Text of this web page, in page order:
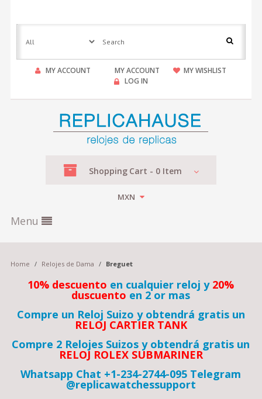
MY ACCOUNT MY ACCOUNT
MY WISHLIST
LOG IN
Shopping Cart - 0Item
MXN
Menu
Home / Relojes de Dama / Breguet
10% descuento en cualquier reloj y 20%
duscuento en 2 or mas
Compre un Reloj Suizo y obtendrá gratis un
RELOJ CARTIER TANK
Compre 2 Relojes Suizos y obtendrá gratis un
RELOJ ROLEX SUBMARINER
Whatsapp Chat +1-234-2744-095 Telegram
@replicawatchessupport